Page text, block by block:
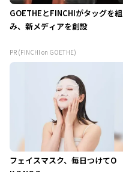
GOETHEとFINCHIがタッグを組
み、新メディアを創設
PR (FINCHI on GOETHE)
フェイスマスク、毎日つけてO